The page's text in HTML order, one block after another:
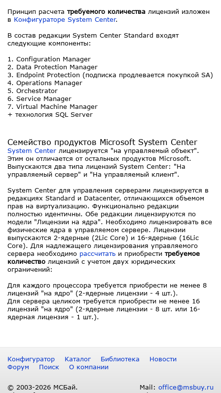
Принцип расчета требуемого количества лицензий изложен
в Конфигураторе System Center.
В состав редакции System Center Standard входят
следующие компоненты:
1. Configuration Manager
2. Data Protection Manager
3. Endpoint Protection (подписка продлевается покупкой SA)
4. Operations Manager
5. Orchestrator
6. Service Manager
7. Virtual Machine Manager
+ технология SQL Server
Семейство продуктов Microsoft System Center
System Center лицензируется "на управляемый объект".
Этим он отличается от остальных продуктов Microsoft.
Выпускаются два типа лицензий System Center: "На
управляемый сервер" и "На управляемый клиент".
System Center для управления серверами лицензируется в
редакциях Standard и Datacenter, отличающихся объемом
прав на виртуализацию. Функционально редакции
полностью идентичны. Обе редакции лицензируются по
модели "Лицензии на ядра". Необходимо лицензировать все
физические ядра в управляемом сервере. Лицензии
выпускаются 2-ядерные (2Lic Core) и 16-ядерные (16Lic
Core). Для надлежащего лицензирования управляемого
сервера необходимо рассчитать и приобрести требуемое
количество лицензий с учетом двух юридических
ограничений:
Для каждого процессора требуется приобрести не менее 8
лицензий "на ядро" (2-ядерные лицензии - 4 шт.).
Для сервера целиком требуется приобрести не менее 16
лицензий "на ядро" (2-ядерные лицензии - 8 шт. или 16-
ядерная лицензия - 1 шт.).
Конфигуратор Каталог Библиотека
Новости
Форум
Поиск О компании
© 2003-2026 МСБай.
Mail: office@msbuy.ru